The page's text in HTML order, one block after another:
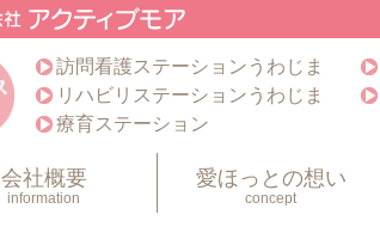
訪問看護ステーションうわじま
リハビリステーションうわじま
療育ステーション
会社概要
information
愛ほっとの想い
concept